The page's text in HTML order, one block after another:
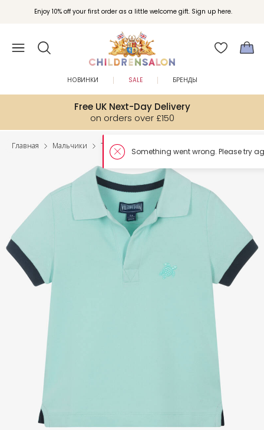
Enjoy 10% off your first order as a little welcome gift. Sign up here.
Free UK Next-Day Delivery
on orders over £150
НОВИНКИ SALE БРЕНДЫ
Главная Мальчики Топы